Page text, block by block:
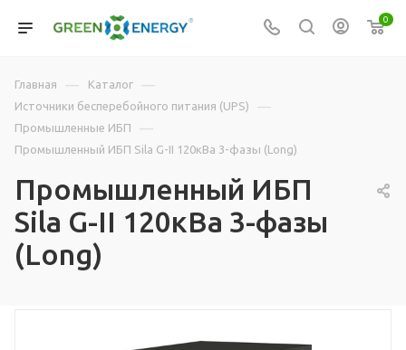
0
Главная — Каталог —
Источники бесперебойного питания (UPS) —
Промышленные ИБП —
Промышленный ИБП Sila G-II 120кВа 3-фазы (Long)
Промышленный ИБП
Sila G-II 120кВа 3-фазы
(Long)